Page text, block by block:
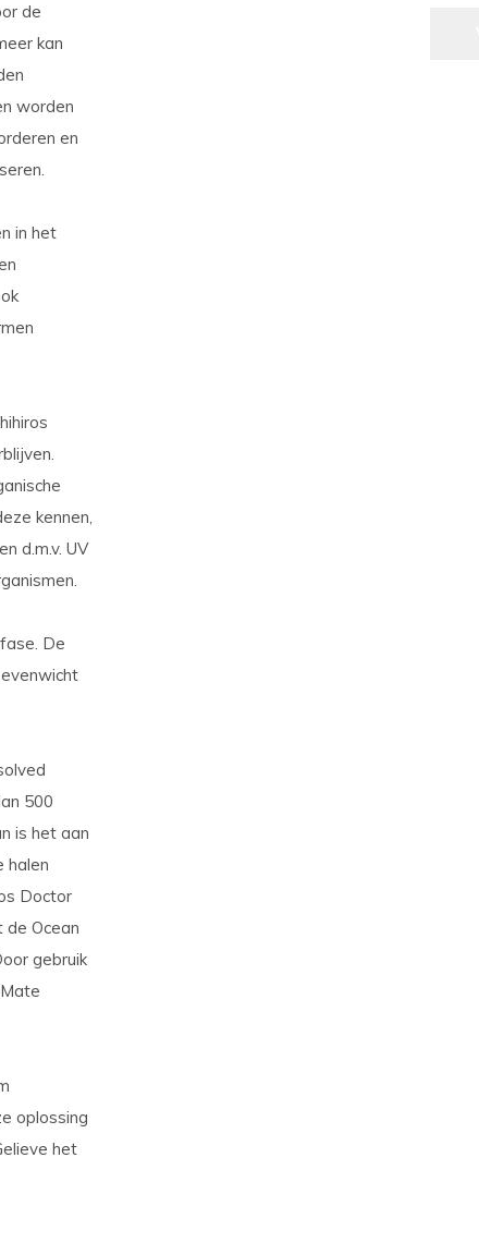
de
kan
worden
en
in het
kennen,
d.m.v. UV
De
500
is het aan
halen
Doctor
Ocean
gebruik
oplossing
het